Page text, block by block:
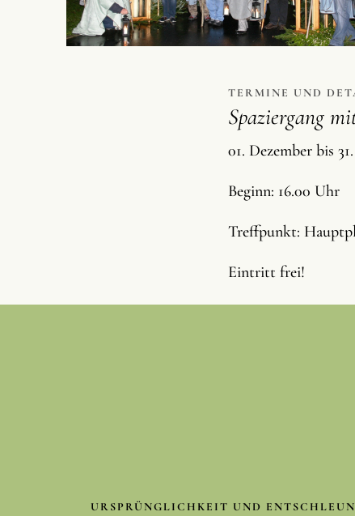
TERMINE UND
Spaziergang
01. Dezember bis
Beginn: 16.00 Uhr
Treffpunkt:
Eintritt frei!
URSPRÜNGLICHKEIT UND